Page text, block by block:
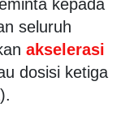
kepada
seluruh
akselerasi
dosisi ketiga